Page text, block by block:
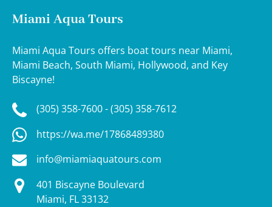
Miami Aqua Tours
Miami Aqua Tours offers boat tours near Miami,
Miami Beach, South Miami, Hollywood, and Key
Biscayne!
(305) 358-7600 - (305) 358-7612
https://wa.me/17868489380
info@miamiaquatours.com
401 Biscayne Boulevard
Miami, FL 33132